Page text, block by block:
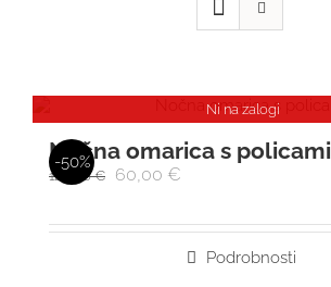
Ni na zalogi
-50%
Nočna omarica s policami
120,00€ 60,00 €
Podrobnosti